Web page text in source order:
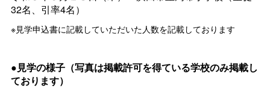
32名、引率4名）
※見学申込書に記載していただいた人数を記載しております
●見学の様子（写真は掲載許可を得ている学校のみ掲載し
ております）